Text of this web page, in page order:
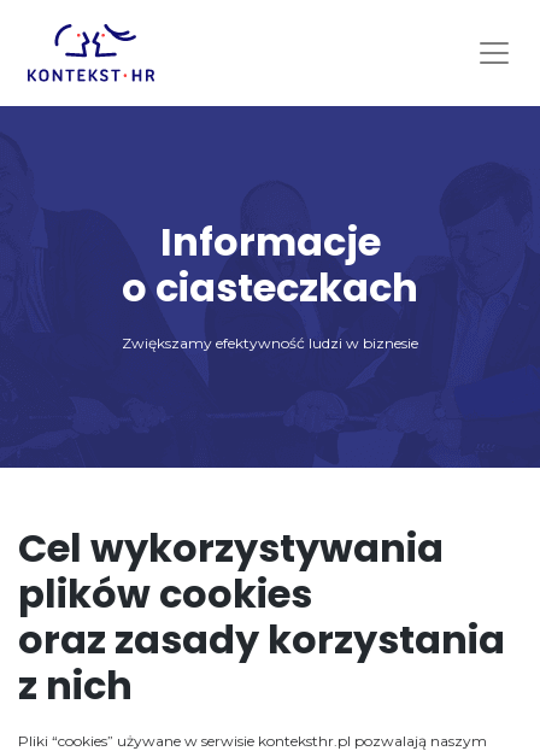
content
Informacje
o ciasteczkach
Zwiększamy efektywność ludzi w biznesie
Cel wykorzystywania
plików cookies
oraz zasady korzystania
z nich
Pliki “cookies” używane w serwisie konteksthr.pl pozwalają naszym